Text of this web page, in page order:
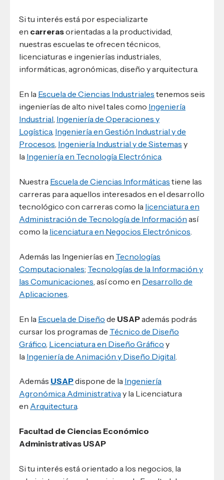
Si tu interés está por especializarte
en carrerasorientadas a la productividad,
nuestras escuelas te ofrecen técnicos,
licenciaturas e ingenierías industriales,
informáticas, agronómicas, diseño y arquitectura.
En la Escuela de Ciencias Industriales tenemos seis
ingenierías de alto nivel tales como Ingeniería
Industrial, Ingeniería de Operaciones y
Logística, Ingeniería en Gestión Industrial y de
Procesos, Ingeniería Industrial y de Sistemas y
la Ingeniería en Tecnología Electrónica.
Nuestra Escuela de Ciencias Informáticas tiene las
carreras para aquellos interesados en el desarrollo
tecnológico con carreras como la licenciatura en
Administración de Tecnología de Información así
como la licenciatura en Negocios Electrónicos
Además las Ingenierías en Tecnologías
Computacionales; Tecnologías de la Información y
las Comunicaciones , así como en Desarrollo de
Aplicaciones
En la Escuela de Diseño de USAPademás podrás
cursar los programas de Técnico de Diseño
Gráfico Licenciatura en Diseño Gráfico y
la Ingeniería de Animación y Diseño Digital
Además USAPdispone de la Ingeniería
Agronómica Administrativay la Licenciatura
en Arquitectura.
Facultad de Ciencias Económico
Administrativas USAP
Si tu interés está orientado a los negocios, la